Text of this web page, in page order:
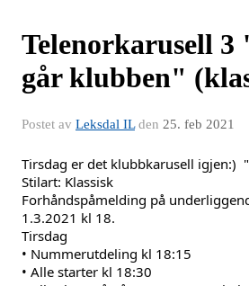
Telenorkarusell
går klubben"
Postet av Leksdal ILden 25. feb 2021
Tirsdag er det klubbkarusell igjen:)
Stilart: Klassisk
Forhåndspåmelding på
1.3.2021 kl 18.
Tirsdag
• Nummerutdeling kl 18:15
• Alle starter kl 18:30